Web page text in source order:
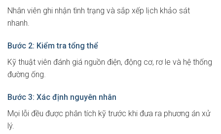
Nhân viên ghi nhận tình trạng và sắp xếp lịch khảo sát
nhanh.
Bước 2: Kiểm tra tổng thể
Kỹ thuật viên đánh giá nguồn điện, động cơ, rơ le và hệ thống
đường ống.
Bước 3: Xác định nguyên nhân
Mọi lỗi đều được phân tích kỹ trước khi đưa ra phương án xử
lý.